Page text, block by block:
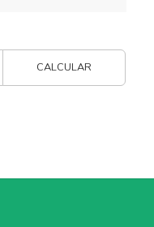
CALCULAR